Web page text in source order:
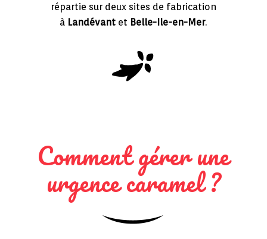
répartie sur deux sites de fabrication
à Landévant et Belle-Ile-en-Mer.
Comment gérer une
urgence caramel ?